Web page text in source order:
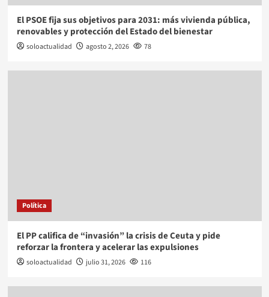
El PSOE fija sus objetivos para 2031: más vivienda pública,
renovables y protección del Estado del bienestar
soloactualidad agosto 2, 2026 78
Política
El PP califica de “invasión” la crisis de Ceuta y pide
reforzar la frontera y acelerar las expulsiones
soloactualidad julio 31, 2026 116